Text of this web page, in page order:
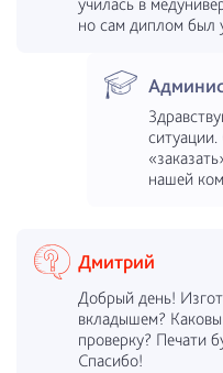
но сам диплом был
ситуации.
нашей
Дмитрий
Добрый день!
вкладышем?
проверку? Печати
Спасибо!